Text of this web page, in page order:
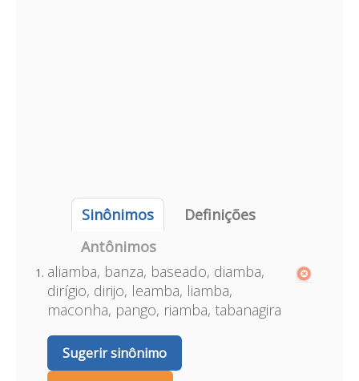
Sinônimos
Definições
Antônimos
aliamba, banza, baseado, diamba,
dirígio, dirijo, leamba, liamba,
maconha, pango, riamba, tabanagira
Sugerir sinônimo